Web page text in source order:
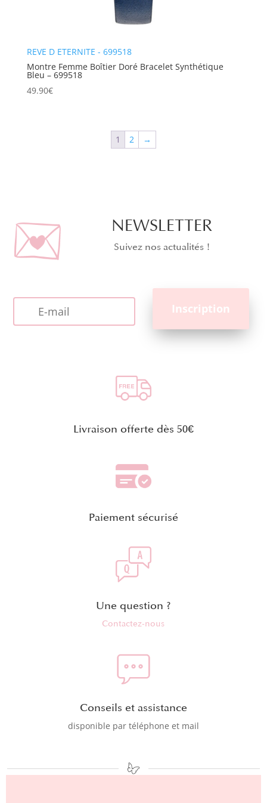
REVE D ETERNITE - 699518
Montre Femme Boîtier Doré Bracelet Synthétique
Bleu – 699518
49.90€
1 2 →
NEWSLETTER
Suivez nos actualités !
Livraison offerte dès 50€
Paiement sécurisé
Une question ?
Contactez-nous
Conseils et assistance
disponible par téléphone et mail